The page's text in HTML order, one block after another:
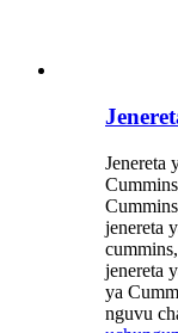
Jenereta
jenereta
jenereta
ya
nguvu